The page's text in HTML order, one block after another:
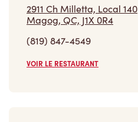
2911 Ch Milletta, Local 140
Magog, QC, J1X 0R4
(819) 847-4549
VOIR LE RESTAURANT